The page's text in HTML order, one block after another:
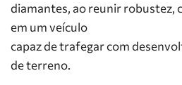
diamantes, ao reunir robustez,
em um veículo
capaz de trafegar com
de terreno.